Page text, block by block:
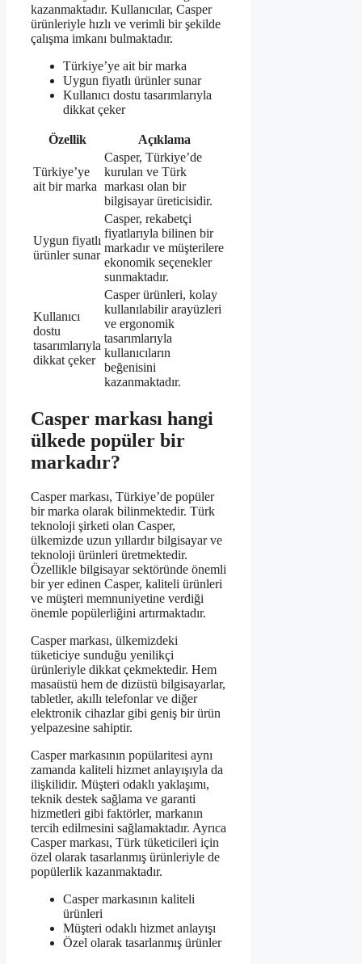
kazanmaktadır. Kullanıcılar, Casper
ürünleriyle hızlı ve verimli bir şekilde
çalışma imkanı bulmaktadır.
Türkiye’ye ait bir marka
Uygun fiyatlı ürünler sunar
Kullanıcı dostu tasarımlarıyla
dikkat çeker
Özellik Açıklama
Türkiye’ye
ait bir marka
Casper, Türkiye’de
kurulan ve Türk
markası olan bir
bilgisayar üreticisidir.
Uygun fiyatlı
ürünler sunar
Casper, rekabetçi
fiyatlarıyla bilinen bir
markadır ve müşterilere
ekonomik seçenekler
sunmaktadır.
Kullanıcı
dostu
tasarımlarıyla
dikkat çeker
Casper ürünleri, kolay
kullanılabilir arayüzleri
ve ergonomik
tasarımlarıyla
kullanıcıların
beğenisini
kazanmaktadır.
Casper markası hangi
ülkede popüler bir
markadır?
Casper markası, Türkiye’de popüler
bir marka olarak bilinmektedir. Türk
teknoloji şirketi olan Casper,
ülkemizde uzun yıllardır bilgisayar ve
teknoloji ürünleri üretmektedir.
Özellikle bilgisayar sektöründe önemli
bir yer edinen Casper, kaliteli ürünleri
ve müşteri memnuniyetine verdiği
önemle popülerliğini artırmaktadır.
Casper markası, ülkemizdeki
tüketiciye sunduğu yenilikçi
ürünleriyle dikkat çekmektedir. Hem
masaüstü hem de dizüstü bilgisayarlar,
tabletler, akıllı telefonlar ve diğer
elektronik cihazlar gibi geniş bir ürün
yelpazesine sahiptir.
Casper markasının popülaritesi aynı
zamanda kaliteli hizmet anlayışıyla da
ilişkilidir. Müşteri odaklı yaklaşımı,
teknik destek sağlama ve garanti
hizmetleri gibi faktörler, markanın
tercih edilmesini sağlamaktadır. Ayrıca
Casper markası, Türk tüketicileri için
özel olarak tasarlanmış ürünleriyle de
popülerlik kazanmaktadır.
Casper markasının kaliteli
ürünleri
Müşteri odaklı hizmet anlayışı
Özel olarak tasarlanmış ürünler